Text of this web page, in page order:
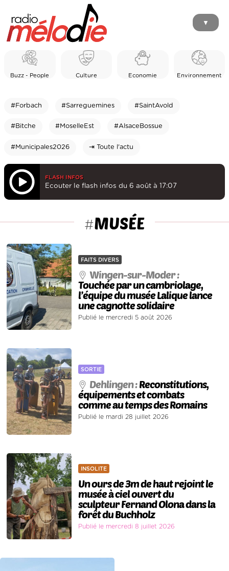
▼
Buzz - People Culture Economie Environnement
#Forbach #Sarreguemines #SaintAvold
#Bitche #MoselleEst #AlsaceBossue
#Municipales2026 ⇥ Toute l'actu
FLASH INFOS
Ecouter le flash infos du 6 août à 17:07
#MUSÉE
FAITS DIVERS
Wingen-sur-Moder :
Touchée par un cambriolage,
l’équipe du musée Lalique lance
une cagnotte solidaire
Publié le mercredi 5 août 2026
SORTIE
Dehlingen :Reconstitutions,
équipements et combats
comme au temps des Romains
Publié le mardi 28 juillet 2026
INSOLITE
Un ours de 3m de haut rejoint le
musée à ciel ouvert du
sculpteur Fernand Olona dans la
forêt du Buchholz
Publié le mercredi 8 juillet 2026